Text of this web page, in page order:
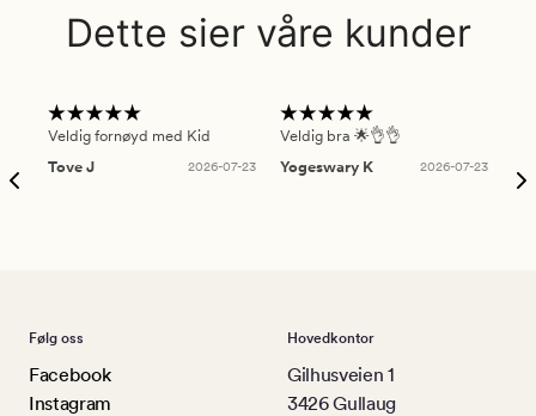
Dette sier våre kunder
Veldig fornøyd med Kid
Tove J
2026-07-23
Veldig bra 🌟👌👌
Yogeswary K
2026-07-23
Følg oss
Facebook
Instagram
Hovedkontor
Gilhusveien 1
3426 Gullaug